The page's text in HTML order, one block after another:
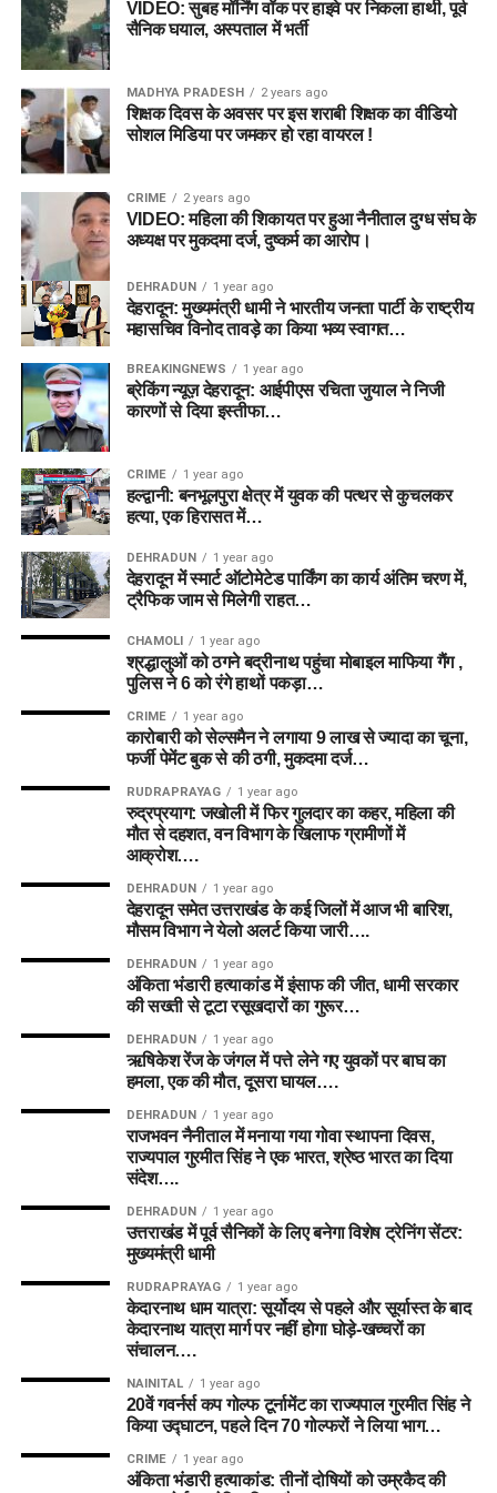
Dream11 टीम बनाते समय इन खिलाड़ियों को केवल Grand League
में ही ट्राई करें।
खिलाड़ी Credits
Chris Wood
8
Best Dream11 Team Today
Match 24 (Small League)
Wicketkeepers
Joe Clarke
Donovan Ferreira
Batters
Zak Crawley
Will Smeed
All-rounders
Mitchell Marsh (C)
Mitchell Owen
Rehan Ahmed
Nathan Ellis
Ben Dwarshuis
Usman Tariq (VC)
Abrar Ahmed
Grand League Dream11 Team
Wicketkeepers
Joe Clarke
Ryan Rickelton (VC)
Donovan Ferreira
Harry Brook
Mitchell Marsh (C)
Rehan Ahmed
VIDEO: सुबह मॉर्निंग वॉक पर हाइवे पर निकला हाथी, पूर्व
सैनिक घयाल, अस्पताल में भर्ती
MADHYA PRADESH 2 years ago
शिक्षक दिवस के अवसर पर इस शराबी शिक्षक का वीडियो
सोशल मिडिया पर जमकर हो रहा वायरल !
CRIME 2 years ago
VIDEO: महिला की शिकायत पर हुआ नैनीताल दुग्ध संघ के
अध्यक्ष पर मुकदमा दर्ज, दुष्कर्म का आरोप।
DEHRADUN 1 year ago
देहरादून: मुख्यमंत्री धामी ने भारतीय जनता पार्टी के राष्ट्रीय
महासचिव विनोद तावड़े का किया भव्य स्वागत…
BREAKINGNEWS 1 year ago
ब्रेकिंग न्यूज़ देहरादून: आईपीएस रचिता जुयाल ने निजी
कारणों से दिया इस्तीफा…
CRIME 1 year ago
हल्द्वानी: बनभूलपुरा क्षेत्र में युवक की पत्थर से कुचलकर
हत्या, एक हिरासत में…
DEHRADUN 1 year ago
देहरादून में स्मार्ट ऑटोमेटेड पार्किंग का कार्य अंतिम चरण में,
ट्रैफिक जाम से मिलेगी राहत…
CHAMOLI 1 year ago
श्रद्धालुओं को ठगने बद्रीनाथ पहुंचा मोबाइल माफिया गैंग ,
पुलिस ने 6 को रंगे हाथों पकड़ा…
CRIME 1 year ago
कारोबारी को सेल्समैन ने लगाया 9 लाख से ज्यादा का चूना,
फर्जी पेमेंट बुक से की ठगी, मुकदमा दर्ज…
RUDRAPRAYAG 1 year ago
रुद्रप्रयाग: जखोली में फिर गुलदार का कहर, महिला की
मौत से दहशत, वन विभाग के खिलाफ ग्रामीणों में
आक्रोश….
DEHRADUN 1 year ago
देहरादून समेत उत्तराखंड के कई जिलों में आज भी बारिश,
मौसम विभाग ने येलो अलर्ट किया जारी….
DEHRADUN 1 year ago
अंकिता भंडारी हत्याकांड में इंसाफ की जीत, धामी सरकार
की सख्ती से टूटा रसूखदारों का गुरूर…
DEHRADUN 1 year ago
ऋषिकेश रेंज के जंगल में पत्ते लेने गए युवकों पर बाघ का
हमला, एक की मौत, दूसरा घायल….
DEHRADUN 1 year ago
राजभवन नैनीताल में मनाया गया गोवा स्थापना दिवस,
राज्यपाल गुरमीत सिंह ने एक भारत, श्रेष्ठ भारत का दिया
संदेश….
DEHRADUN 1 year ago
उत्तराखंड में पूर्व सैनिकों के लिए बनेगा विशेष ट्रेनिंग सेंटर:
मुख्यमंत्री धामी
RUDRAPRAYAG 1 year ago
केदारनाथ धाम यात्रा: सूर्योदय से पहले और सूर्यास्त के बाद
केदारनाथ यात्रा मार्ग पर नहीं होगा घोड़े-खच्चरों का
संचालन….
NAINITAL 1 year ago
20वें गवर्नर्स कप गोल्फ टूर्नामेंट का राज्यपाल गुरमीत सिंह ने
किया उद्घाटन, पहले दिन 70 गोल्फरों ने लिया भाग…
CRIME 1 year ago
अंकिता भंडारी हत्याकांड: तीनों दोषियों को उम्रकैद की